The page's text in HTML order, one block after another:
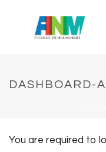
DASHBOARD-
You are required to